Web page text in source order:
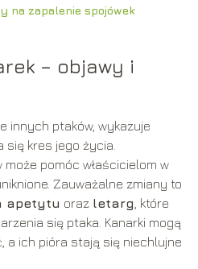
na zapalenie spojówek
– objawy i
innych ptaków, wykazuje
się kres jego życia.
pomóc właścicielom w
Zauważalne zmiany to
apetytu oraz letarg , które
się ptaka. Kanarki mogą
a ich pióra stają się niechlujne